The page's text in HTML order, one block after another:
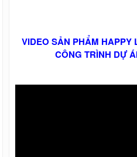
VIDEO SẢN PHẨM HAPPY
CÔNG TRÌNH DỰ